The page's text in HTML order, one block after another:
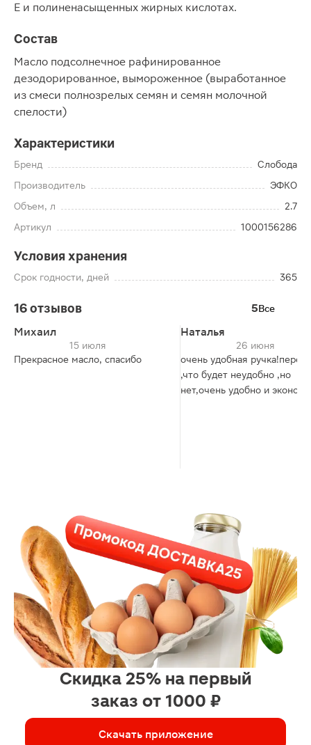
Е и полиненасыщенных жирных кислотах.
Состав
Масло подсолнечное рафинированное
дезодорированное, вымороженное (выработанное
из смеси полнозрелых семян и семян молочной
спелости)
Характеристики
Бренд
Слобода
Производитель
ЭФКО
Объем, л
2.7
Артикул
1000156286
Условия хранения
Срок годности, дней 365
16 отзывов 5Все
Михаил
15 июля
Прекрасное масло, спасибо
Наталья
26 июня
очень удобная
,что будет неудобно ,но
нет,очень удобно и
Скидка 25% на первый
заказ от 1000 ₽
Скачать приложение